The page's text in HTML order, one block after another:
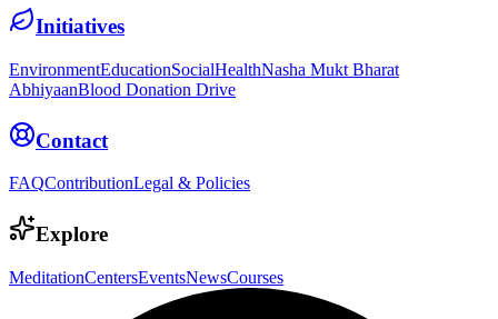
Initiatives
EnvironmentEducationSocialHealthNasha Mukt Bharat
AbhiyaanBlood Donation Drive
Contact
FAQContributionLegal & Policies
Explore
MeditationCentersEventsNewsCourses